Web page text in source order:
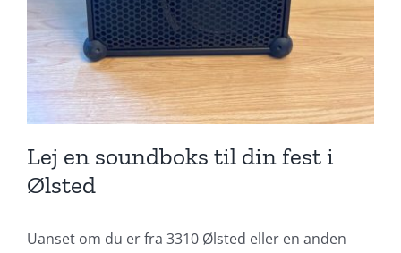
Lej en soundboks til din fest i
Ølsted
Uanset om du er fra 3310 Ølsted eller en anden